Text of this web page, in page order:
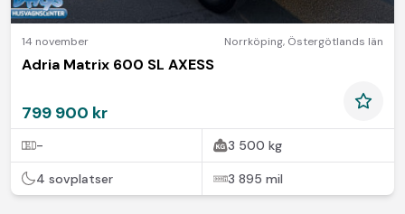
14 november Norrköping, Östergötlands län
Adria Matrix 600 SL AXESS
799 900 kr
- 3 500 kg
4 sovplatser 3 895 mil